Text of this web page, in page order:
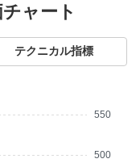
ャート
テクニカル指標
500
550